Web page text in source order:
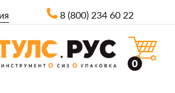
8 (800) 234 60 22
0